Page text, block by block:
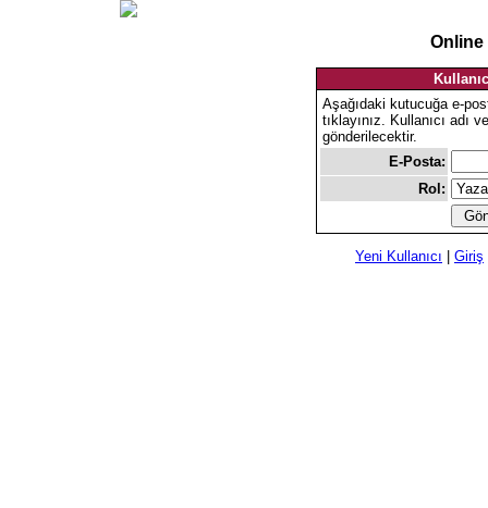
Online
Aşağıdaki kutucuğa e-
tıklayınız. Kullanıcı adı
gönderilecektir.
E-Posta:
Rol:
Yeni Kullanıcı | Giriş